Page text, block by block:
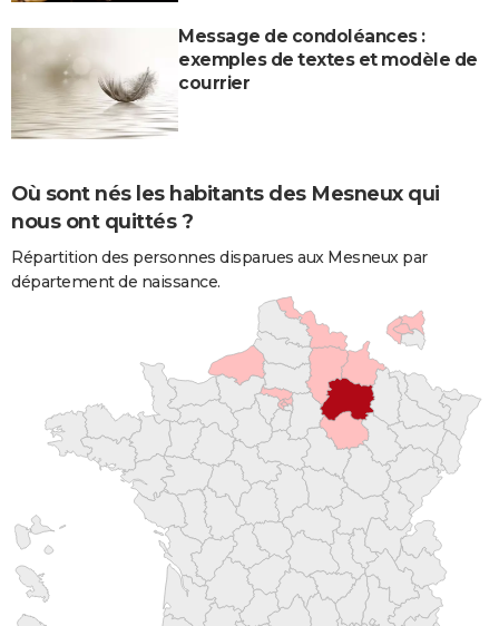
Message de condoléances :
exemples de textes et modèle de
courrier
Où sont nés les habitants des Mesneux qui
nous ont quittés ?
Répartition des personnes disparues aux Mesneux par
département de naissance.